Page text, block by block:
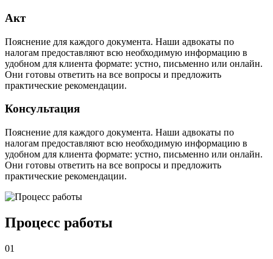
Акт
Пояснение для каждого документа. Наши адвокаты по
налогам предоставляют всю необходимую информацию в
удобном для клиента формате: устно, письменно или онлайн.
Они готовы ответить на все вопросы и предложить
практические рекомендации.
Консультация
Пояснение для каждого документа. Наши адвокаты по
налогам предоставляют всю необходимую информацию в
удобном для клиента формате: устно, письменно или онлайн.
Они готовы ответить на все вопросы и предложить
практические рекомендации.
Процесс работы
01